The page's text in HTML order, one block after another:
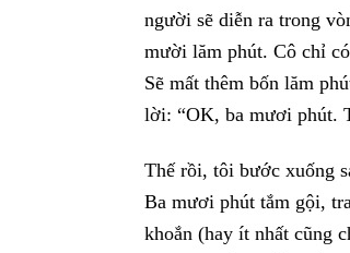
người sẽ diễn ra trong
mười lăm phút. Cô chỉ
Sẽ mất thêm bốn lăm
lời: “OK, ba mươi phút.
Thế rồi, tôi bước xuống
Ba mươi phút tắm gội,
khoắn (hay ít nhất cũng